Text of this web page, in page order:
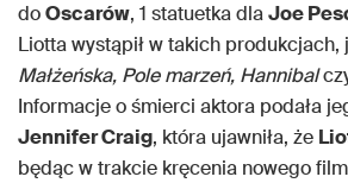
doOscarów, 1 statuetka dlaJoe
Liotta wystąpił w takich produkcjach,
Małżeńska, Pole marzeń, Hannibal
Informacje o śmierci aktora podała
Jennifer Craig, która ujawniła, że
będąc w trakcie kręcenia nowego